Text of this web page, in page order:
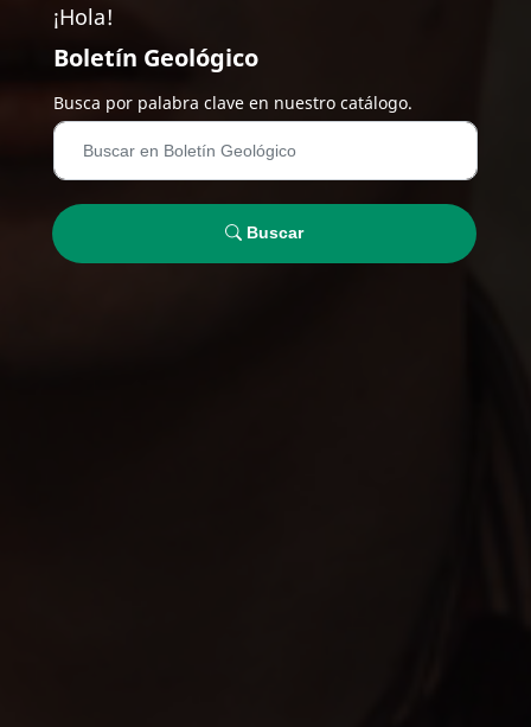
¡Hola!
Boletín Geológico
Busca por palabra clave en nuestro catálogo.
Buscar